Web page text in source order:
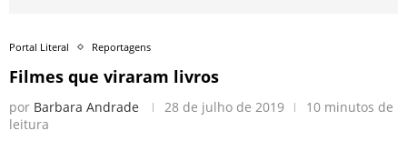
Portal Literal Reportagens
Filmes que viraram livros
por Barbara Andrade 28 de julho de 2019
10 minutos de
leitura